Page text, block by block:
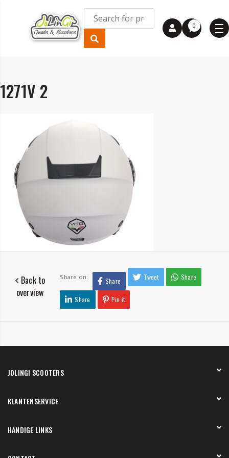
0
1271V 2
Back to
overview
Share on: Share Tweet Share
Share Pin it
JOLINGI SCOOTERS
Onze showroom
KLANTENSERVICE
Verzending en bezorging
HANDIGE LINKS